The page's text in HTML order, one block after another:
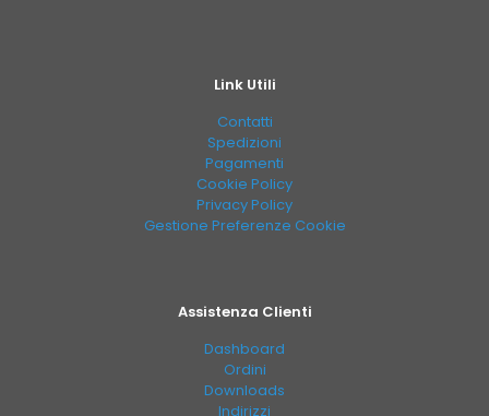
Link Utili
Contatti
Spedizioni
Pagamenti
Cookie Policy
Privacy Policy
Gestione Preferenze Cookie
Assistenza Clienti
Dashboard
Ordini
Downloads
Indirizzi